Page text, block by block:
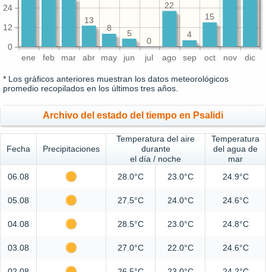
ene feb mar abr may jun jul ago sep oct nov dic
0
12
24
15
4
22
0
5
8
13
* Los gráficos anteriores muestran los datos meteorológicos
promedio recopilados en los últimos tres años.
Archivo del estado del tiempo en Psalidi
Fecha Precipitaciones
Temperatura del aire
durante
el día / noche
Temperatura
del agua de
mar
06.08
28.0°C 23.0°C 24.9°C
05.08 27.5°C 24.0°C 24.6°C
04.08 28.5°C 23.0°C 24.8°C
03.08 27.0°C 22.0°C 24.6°C